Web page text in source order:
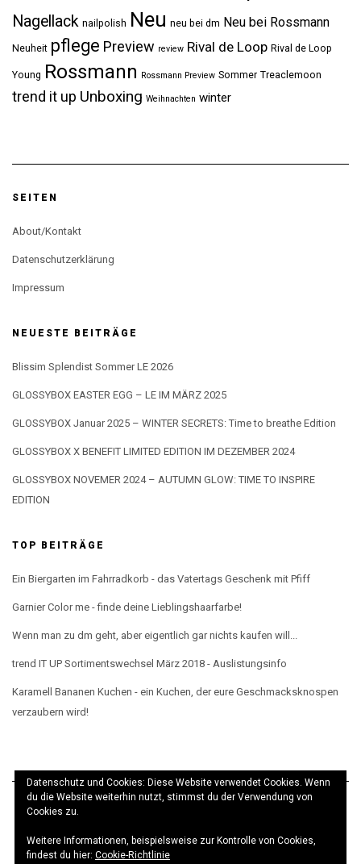
Nagellack nailpolish Neu neu bei dm Neu bei Rossmann
Neuheit pflege Preview review Rival de Loop Rival de Loop
Young Rossmann Rossmann Preview Sommer Treaclemoon
trend it up Unboxing Weihnachten winter
SEITEN
About/Kontakt
Datenschutzerklärung
Impressum
NEUESTE BEITRÄGE
Blissim Splendist Sommer LE 2026
GLOSSYBOX EASTER EGG – LE IM MÄRZ 2025
GLOSSYBOX Januar 2025 – WINTER SECRETS: Time to breathe Edition
GLOSSYBOX X BENEFIT LIMITED EDITION IM DEZEMBER 2024
GLOSSYBOX NOVEMER 2024 – AUTUMN GLOW: TIME TO INSPIRE
EDITION
TOP BEITRÄGE
Ein Biergarten im Fahrradkorb - das Vatertags Geschenk mit Pfiff
Garnier Color me - finde deine Lieblingshaarfarbe!
Wenn man zu dm geht, aber eigentlich gar nichts kaufen will...
trend IT UP Sortimentswechsel März 2018 - Auslistungsinfo
Karamell Bananen Kuchen - ein Kuchen, der eure Geschmacksknospen
verzaubern wird!
© elbeMÄDCHEN 2017 · ThemeKale· Realisierung
Datenschutz und Cookies: Diese Website verwendet Cookies. Wenn
du die Website weiterhin nutzt, stimmst du der Verwendung von
Cookies zu.
Weitere Informationen, beispielsweise zur Kontrolle von Cookies,
findest du hier: Cookie-Richtlinie